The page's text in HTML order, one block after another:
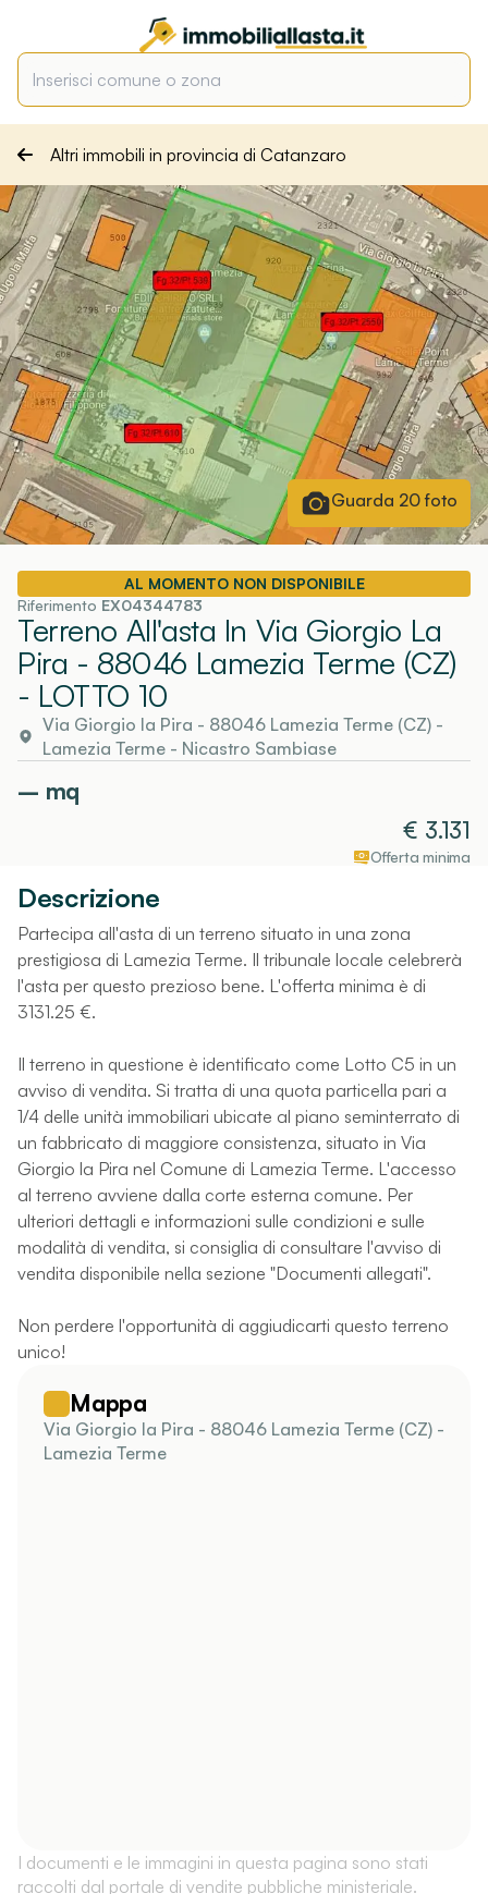
Altri immobili in provincia di Catanzaro
Guarda 20foto
AL MOMENTO NON DISPONIBILE
Riferimento EX04344783
Terreno All'asta In Via Giorgio La
Pira - 88046 Lamezia Terme (CZ)
- LOTTO 10
Via Giorgio la Pira - 88046 Lamezia Terme (CZ)-
Lamezia Terme- Nicastro Sambiase
– mq
€ 3.131
Offerta minima
Descrizione
Partecipa all'asta di un terreno situato in una zona
prestigiosa di Lamezia Terme. Il tribunale locale celebrerà
l'asta per questo prezioso bene. L'offerta minima è di
3131.25 €.
Il terreno in questione è identificato come Lotto C5 in un
avviso di vendita. Si tratta di una quota particella pari a
1/4 delle unità immobiliari ubicate al piano seminterrato di
un fabbricato di maggiore consistenza, situato in Via
Giorgio la Pira nel Comune di Lamezia Terme. L'accesso
al terreno avviene dalla corte esterna comune. Per
ulteriori dettagli e informazioni sulle condizioni e sulle
modalità di vendita, si consiglia di consultare l'avviso di
vendita disponibile nella sezione "Documenti allegati".
Non perdere l'opportunità di aggiudicarti questo terreno
unico!
Mappa
Via Giorgio la Pira - 88046 Lamezia Terme (CZ) -
Lamezia Terme
I documenti e le immagini in questa pagina sono stati
raccolti dal portale di vendite pubbliche ministeriale.